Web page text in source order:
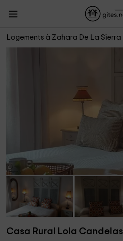
Logements à Zahara De La Sierra
Casa Rural Lola Candelas